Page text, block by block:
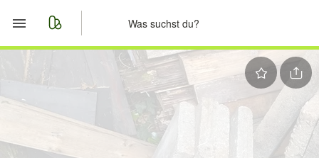
Nachrichten